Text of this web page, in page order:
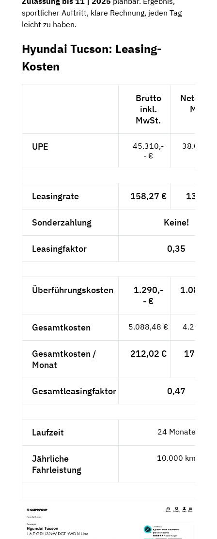
sportlicher Auftritt, klare Rechnung, jeden Tag
leicht zu haben.
Hyundai Tucson: Leasing-
Kosten
Brutto
inkl.
MwSt.
Netto
MwSt.
UPE
45.310,-
- €
Leasingrate 158,27 € 133,--
Sonderzahlung Keine!
Leasingfaktor 0,35
Überführungskosten
1.290,-
- €
Gesamtkosten 5.088,48 € 4.276,03
Gesamtkosten /
Monat
212,02 € 178,17
Gesamtleasingfaktor 0,47
Laufzeit 24 Monate
Jährliche
Fahrleistung
10.000 km